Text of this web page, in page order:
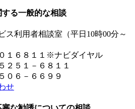
る一般的な相談
ス利用者相談室（平日10時00分～
１６８１１※ナビダイヤル
２５１－６８１１
０６－６６９９
せ